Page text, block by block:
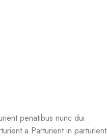
penatibus nunc dui
a.Parturient in parturient